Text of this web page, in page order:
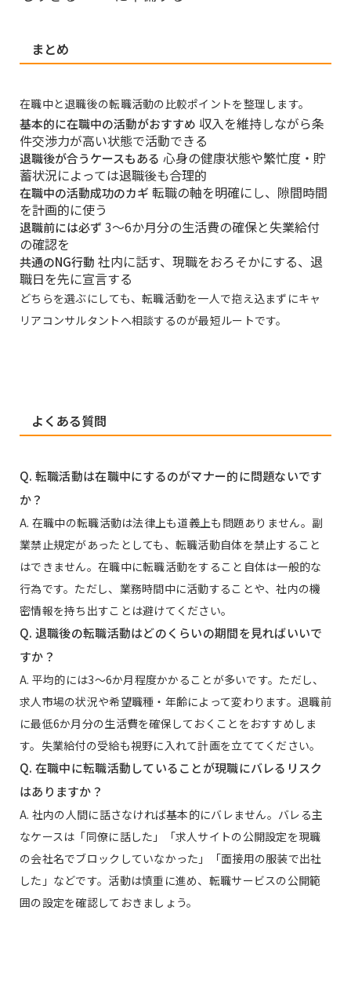
まとめ
在職中と退職後の転職活動の比較ポイントを整理します。
基本的に在職中の活動がおすすめ 収入を維持しながら条
件交渉力が高い状態で活動できる
退職後が合うケースもある 心身の健康状態や繁忙度・貯
蓄状況によっては退職後も合理的
在職中の活動成功のカギ 転職の軸を明確にし、隙間時間
を計画的に使う
退職前には必ず 3〜6か月分の生活費の確保と失業給付
の確認を
共通のNG行動 社内に話す、現職をおろそかにする、退
職日を先に宣言する
どちらを選ぶにしても、転職活動を一人で抱え込まずにキャ
リアコンサルタントへ相談するのが最短ルートです。
よくある質問
Q. 転職活動は在職中にするのがマナー的に問題ないです
か？
A. 在職中の転職活動は法律上も道義上も問題ありません。副
業禁止規定があったとしても、転職活動自体を禁止すること
はできません。在職中に転職活動をすること自体は一般的な
行為です。ただし、業務時間中に活動することや、社内の機
密情報を持ち出すことは避けてください。
Q. 退職後の転職活動はどのくらいの期間を見ればいいで
すか？
A. 平均的には3〜6か月程度かかることが多いです。ただし、
求人市場の状況や希望職種・年齢によって変わります。退職前
に最低6か月分の生活費を確保しておくことをおすすめしま
す。失業給付の受給も視野に入れて計画を立ててください。
Q. 在職中に転職活動していることが現職にバレるリスク
はありますか？
A. 社内の人間に話さなければ基本的にバレません。バレる主
なケースは「同僚に話した」「求人サイトの公開設定を現職
の会社名でブロックしていなかった」「面接用の服装で出社
した」などです。活動は慎重に進め、転職サービスの公開範
囲の設定を確認しておきましょう。